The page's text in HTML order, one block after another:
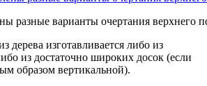
разные варианты очертания верхнего
дерева изготавливается либо из
из достаточно широких досок (если
образом вертикальной).